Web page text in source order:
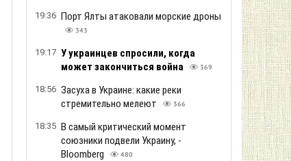
19:36 Порт Ялты атаковали морские дроны
343
19:17 У украинцев спросили, когда
может закончиться война
369
18:56 Засуха в Украине: какие реки
стремительно мелеют
366
18:35 В самый критический момент
союзники подвели Украину, -
Bloomberg
480